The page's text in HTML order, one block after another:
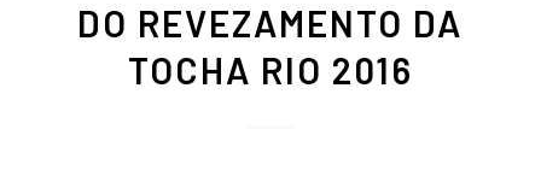
DO REVEZAMENTO DA
TOCHA RIO 2016